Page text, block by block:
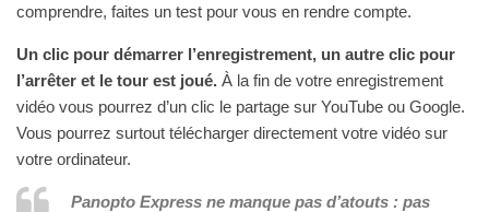
comprendre, faites un test pour vous en rendre compte.
Un clic pour démarrer l’enregistrement, un autre clic pour
l’arrêter et le tour est joué. À la fin de votre enregistrement
vidéo vous pourrez d’un clic le partage sur YouTube ou Google.
Vous pourrez surtout télécharger directement votre vidéo sur
votre ordinateur.
Panopto Express ne manque pas d’atouts : pas